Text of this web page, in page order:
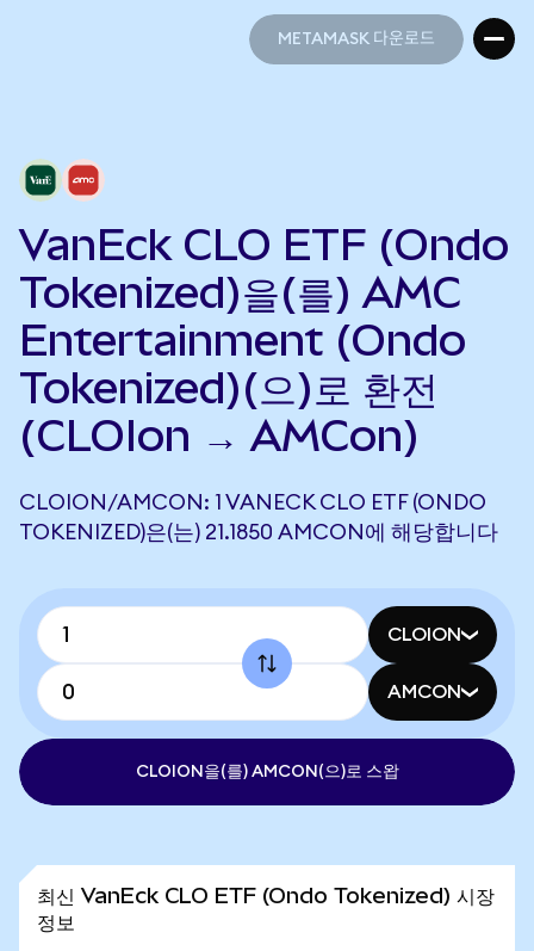
METAMASK 다운로드
VanEck CLO ETF (Ondo
Tokenized)을(를) AMC
Entertainment (Ondo
Tokenized)(으)로 환전
(CLOIon → AMCon)
CLOION/AMCON: 1 VANECK CLO ETF (ONDO
TOKENIZED)은(는) 21.1850 AMCON에 해당합니다
CLOION
AMCON
CLOION을(를) AMCON(으)로 스왑
최신 VanEck CLO ETF (Ondo Tokenized) 시장
정보